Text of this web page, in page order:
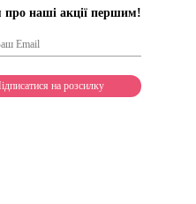
про наші акції першим!